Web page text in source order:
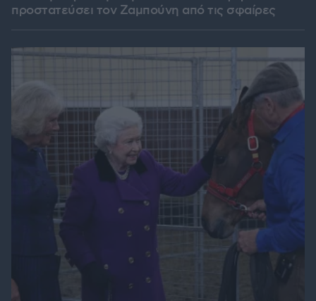
προστατεύσει τον Ζαμπούνη από τις σφαίρες